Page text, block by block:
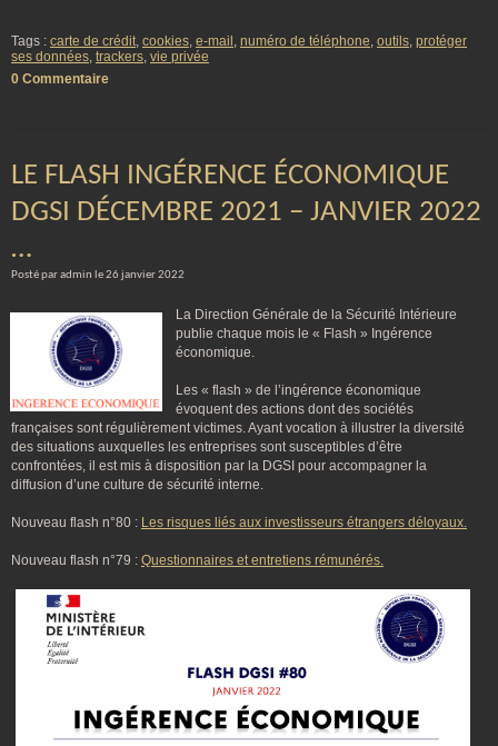
Tags : carte de crédit, cookies, e-mail , numéro de téléphone, outils, protéger
ses données, trackers, vie privée
0 Commentaire
LE FLASH INGÉRENCE ÉCONOMIQUE
DGSI DÉCEMBRE 2021 – JANVIER 2022
…
Posté par admin le 26 janvier 2022
La Direction Générale de la Sécurité Intérieure
publie chaque mois le « Flash » Ingérence
économique.
Les « flash » de l’ingérence économique
évoquent des actions dont des sociétés
françaises sont régulièrement victimes. Ayant vocation à illustrer la diversité
des situations auxquelles les entreprises sont susceptibles d’être
confrontées, il est mis à disposition par la DGSI pour accompagner la
diffusion d’une culture de sécurité interne.
Nouveau flash n°80 : Les risques liés aux investisseurs étrangers déloyaux.
Nouveau flash n°79 : Questionnaires et entretiens rémunérés.